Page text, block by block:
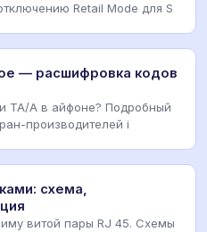
Retail Mode для S
— расшифровка кодов
TA/A в айфоне? Подробный
производителей i
схема,
витой пары RJ 45. Схемы